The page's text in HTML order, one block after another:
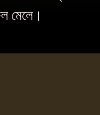
মেলে।